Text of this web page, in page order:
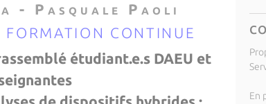
a - P a s q u a l e P a o l i
CONTINUE
étudiant.e.s DAEU et
En